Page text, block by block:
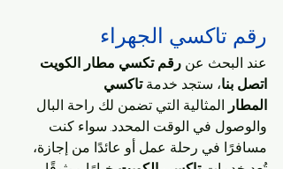
رقم تاكسي الجهراء
عند البحث عن رقم تكسي مطار الكويت
اتصل بنا، ستجد خدمة تاكسي
المطار المثالية التي تضمن لك راحة البال
والوصول في الوقت المحدد. سواء كنت
مسافرًا في رحلة عمل أو عائدًا من إجازة،